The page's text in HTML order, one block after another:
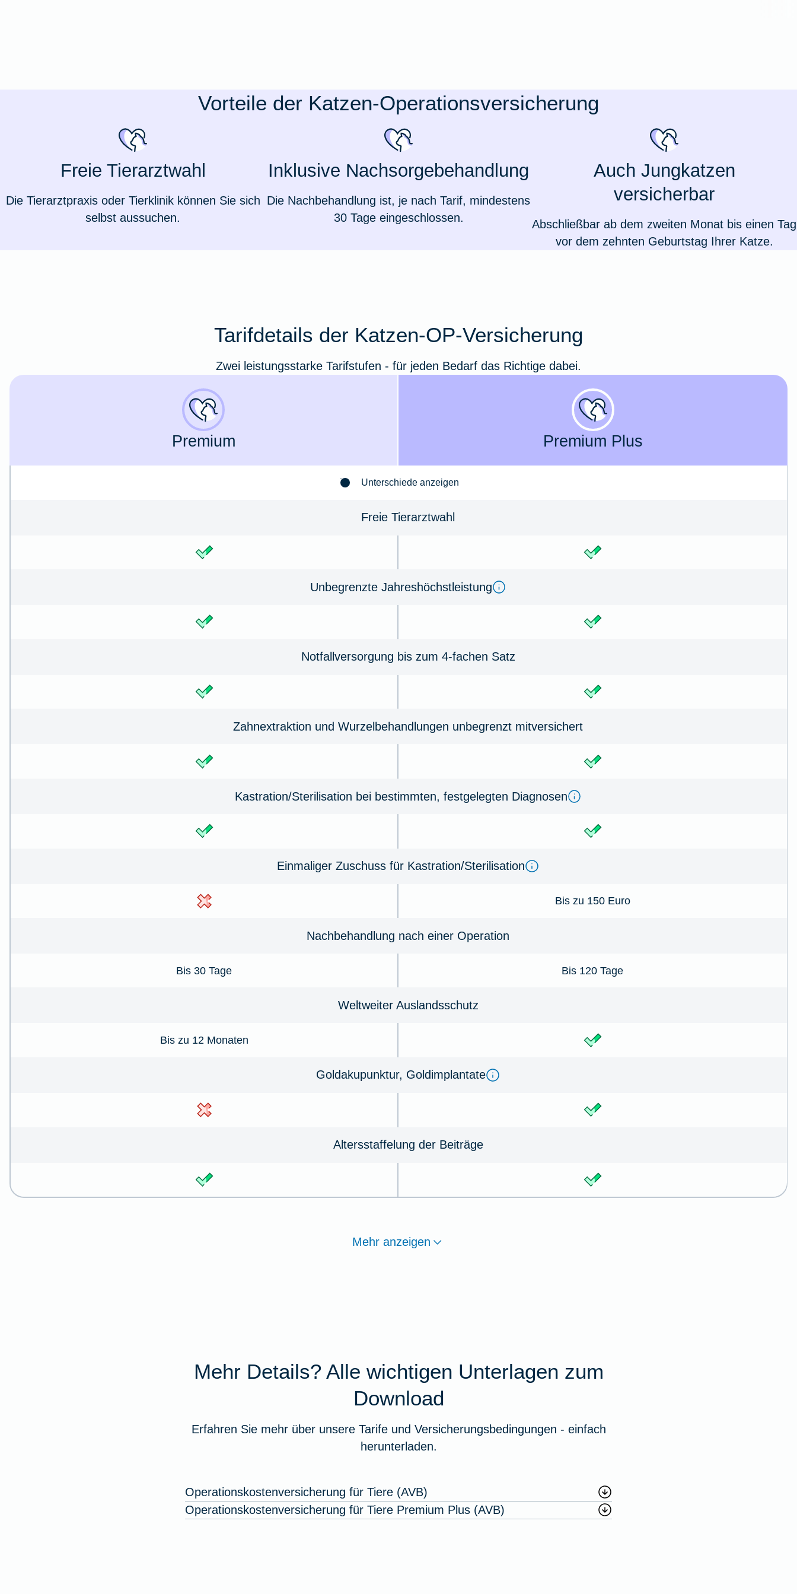
Zur Produktübersicht
Weil du wichtig bist
Vorteile der Katzen-Operationsversicherung
Freie Tierarztwahl
Die Tierarztpraxis oder Tierklinik können Sie sich
selbst aussuchen.
Inklusive Nachsorgebehandlung
Die Nachbehandlung ist, je nach Tarif, mindestens
30 Tage eingeschlossen.
Auch Jungkatzen
versicherbar
Abschließbar ab dem zweiten Monat bis einen Tag
vor dem zehnten Geburtstag Ihrer Katze.
Tarifdetails der Katzen-OP-Versicherung
Zwei leistungsstarke Tarifstufen - für jeden Bedarf das Richtige dabei.
Premium Premium Plus
Unterschiede anzeigen
Freie Tierarztwahl
Unbegrenzte Jahreshöchstleistung
Notfallversorgung bis zum 4-fachen Satz
Zahnextraktion und Wurzelbehandlungen unbegrenzt mitversichert
Kastration/Sterilisation bei bestimmten, festgelegten Diagnosen
Einmaliger Zuschuss für Kastration/Sterilisation
Bis zu 150 Euro
Nachbehandlung nach einer Operation
Bis 30 Tage Bis 120 Tage
Weltweiter Auslandsschutz
Bis zu 12 Monaten
Goldakupunktur, Goldimplantate
Altersstaffelung der Beiträge
Mehr anzeigen
Mehr Details? Alle wichtigen Unterlagen zum
Download
Erfahren Sie mehr über unsere Tarife und Versicherungsbedingungen - einfach
herunterladen.
Operationskostenversicherung für Tiere (AVB)
Operationskostenversicherung für Tiere Premium Plus (AVB)